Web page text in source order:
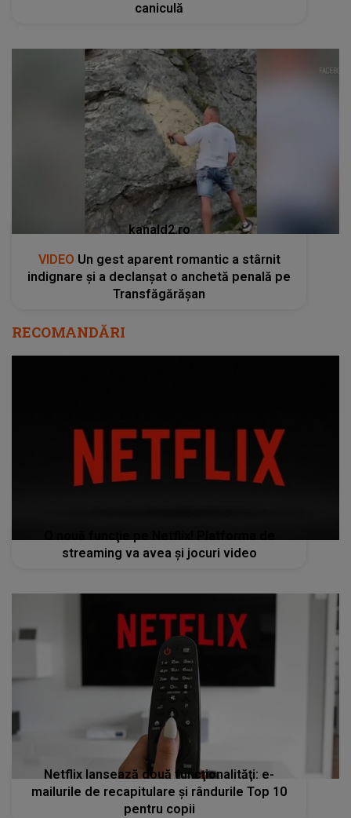
caniculă
kanald2.ro
VIDEO Un gest aparent romantic a stârnit
indignare și a declanșat o anchetă penală pe
Transfăgărășan
RECOMANDĂRI
streaming va avea şi jocuri video
Netflix lansează două funcţionalităţi: e-
mailurile de recapitulare şi rândurile Top 10
pentru copii